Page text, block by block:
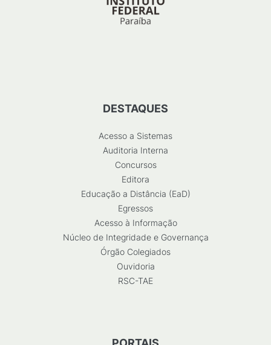
DESTAQUES
Acesso a Sistemas
Auditoria Interna
Concursos
Editora
Educação a Distância (EaD)
Egressos
Acesso à Informação
Núcleo de Integridade e Governança
Órgão Colegiados
Ouvidoria
RSC-TAE